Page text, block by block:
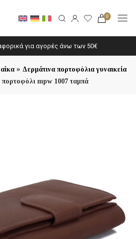
0
για αγορές άνω των 50€
» Δερμάτινα πορτοφόλια γυναικεία
πορτοφόλι mpw 1007 ταμπά